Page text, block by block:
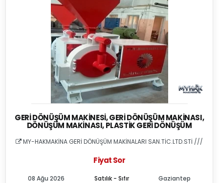
GERI DÖNÜŞÜM MAKINESI, GERI DÖNÜŞÜM MAKINASI,
DÖNÜŞÜM MAKINASI, PLASTIK GERI DÖNÜŞÜM
MY-HAKMAKİNA GERİ DÖNÜŞÜM MAKİNALARI SAN.TİC.LTD.STİ ///
Fiyat Sor
Satılık - Sıfır
08 Ağu 2026 Gaziantep